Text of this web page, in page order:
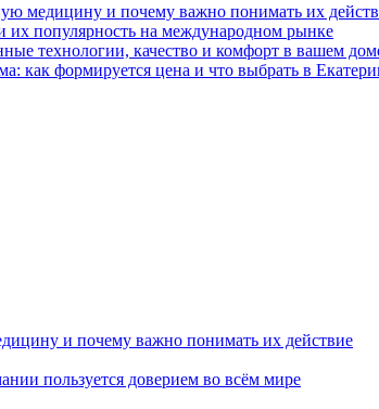
медицину и почему важно понимать их
их популярность на международном рынке
технологии, качество и комфорт в вашем
как формируется цена и что выбрать в
и почему важно понимать их действие
пользуется доверием во всём мире